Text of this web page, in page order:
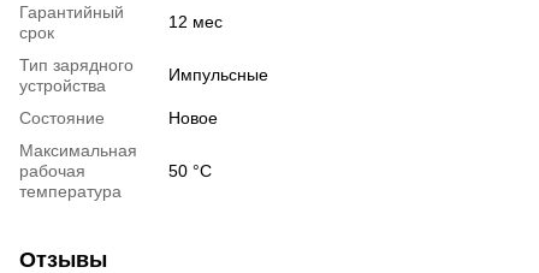
Гарантийный
срок
12 мес
Тип зарядного
устройства
Импульсные
Состояние
Новое
Максимальная
рабочая
температура
50 °С
Отзывы